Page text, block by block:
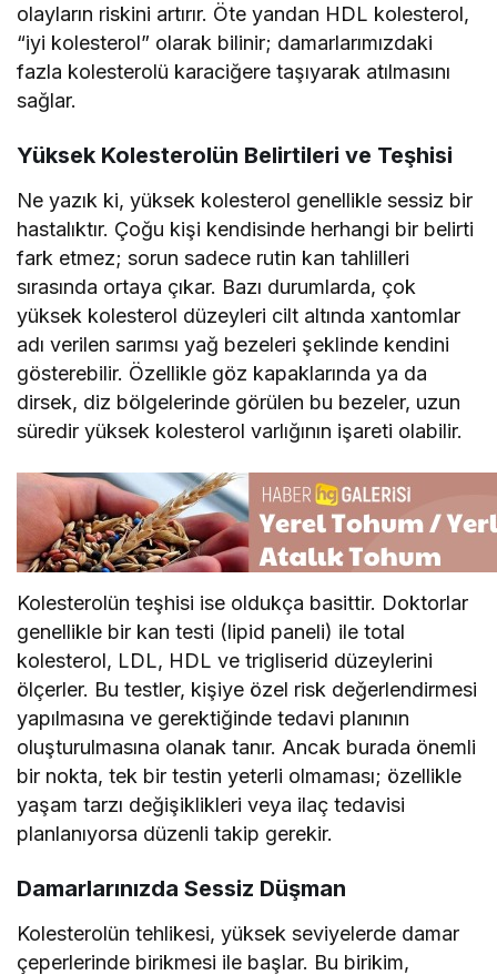
olayların riskini artırır. Öte yandan HDL kolesterol,
“iyi kolesterol” olarak bilinir; damarlarımızdaki
fazla kolesterolü karaciğere taşıyarak atılmasını
sağlar.
Yüksek Kolesterolün Belirtileri ve Teşhisi
Ne yazık ki, yüksek kolesterol genellikle sessiz bir
hastalıktır. Çoğu kişi kendisinde herhangi bir belirti
fark etmez; sorun sadece rutin kan tahlilleri
sırasında ortaya çıkar. Bazı durumlarda, çok
yüksek kolesterol düzeyleri cilt altında xantomlar
adı verilen sarımsı yağ bezeleri şeklinde kendini
gösterebilir. Özellikle göz kapaklarında ya da
dirsek, diz bölgelerinde görülen bu bezeler, uzun
süredir yüksek kolesterol varlığının işareti olabilir.
Kolesterolün teşhisi ise oldukça basittir. Doktorlar
genellikle bir kan testi (lipid paneli) ile total
kolesterol, LDL, HDL ve trigliserid düzeylerini
ölçerler. Bu testler, kişiye özel risk değerlendirmesi
yapılmasına ve gerektiğinde tedavi planının
oluşturulmasına olanak tanır. Ancak burada önemli
bir nokta, tek bir testin yeterli olmaması; özellikle
yaşam tarzı değişiklikleri veya ilaç tedavisi
planlanıyorsa düzenli takip gerekir.
Damarlarınızda Sessiz Düşman
Kolesterolün tehlikesi, yüksek seviyelerde damar
çeperlerinde birikmesi ile başlar. Bu birikim,